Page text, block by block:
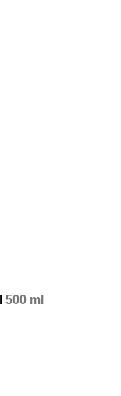
500 ml